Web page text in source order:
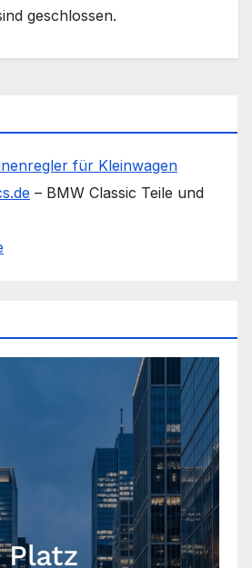
geschlossen.
für Kleinwagen
– BMW Classic Teile und